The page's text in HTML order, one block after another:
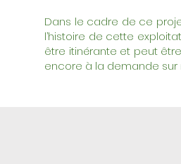
Dans le cadre de ce
l’histoire de cette
être itinérante et peut
encore à la demande sur